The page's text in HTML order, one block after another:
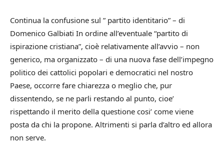
Continua la confusione sul ” partito identitario” – di
Domenico Galbiati In ordine all’eventuale “partito di
ispirazione cristiana”, cioè relativamente all’avvio – non
generico, ma organizzato – di una nuova fase dell’impegno
politico dei cattolici popolari e democratici nel nostro
Paese, occorre fare chiarezza o meglio che, pur
dissentendo, se ne parli restando al punto, cioe’
rispettando il merito della questione cosi’ come viene
posta da chi la propone. Altrimenti si parla d’altro ed allora
non serve.